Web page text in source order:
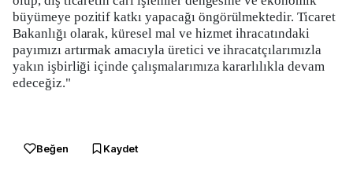
büyümeye pozitif katkı yapacağı öngörülmektedir. Ticaret
Bakanlığı olarak, küresel mal ve hizmet ihracatındaki
payımızı artırmak amacıyla üretici ve ihracatçılarımızla
yakın işbirliği içinde çalışmalarımıza kararlılıkla devam
edeceğiz."
Beğen Kaydet